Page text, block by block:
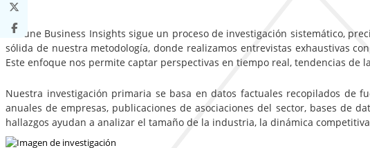
Fortune Business Insights sigue un proceso de investigación sistemático,
sólida de nuestra metodología, donde realizamos entrevistas exhaustivas
Este enfoque nos permite captar perspectivas en tiempo real, tendencias
Nuestra investigación primaria se basa en datos factuales recopilados de
anuales de empresas, publicaciones de asociaciones del sector, bases de
hallazgos ayudan a analizar el tamaño de la industria, la dinámica